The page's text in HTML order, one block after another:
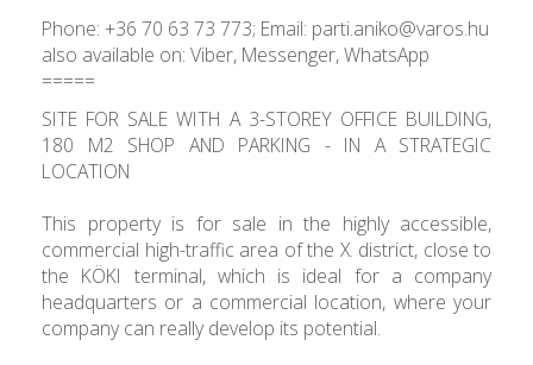
Phone: +36 70 63 73 773; Email: parti.aniko@varos.hu
also available on: Viber, Messenger, WhatsApp
=====
SITE FOR SALE WITH A 3-STOREY OFFICE BUILDING,
180 M2 SHOP AND PARKING - IN A STRATEGIC
LOCATION
This property is for sale in the highly accessible,
commercial high-traffic area of ​​the X. district, close to
the KÖKI terminal, which is ideal for a company
headquarters or a commercial location, where your
company can really develop its potential.